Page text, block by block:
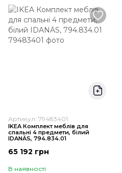
Артикул: 79483401
IKEA Комплект меблів для
спальні 4 предмети, білий
IDANÄS, 794.834.01
65 192 грн
В наявності